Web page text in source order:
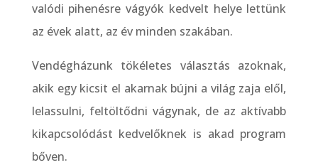
valódi pihenésre vágyók kedvelt helye lettünk
az évek alatt, az év minden szakában.
Vendégházunk tökéletes választás azoknak,
akik egy kicsit el akarnak bújni a világ zaja elől,
lelassulni, feltöltődni vágynak, de az aktívabb
kikapcsolódást kedvelőknek is akad program
bőven.